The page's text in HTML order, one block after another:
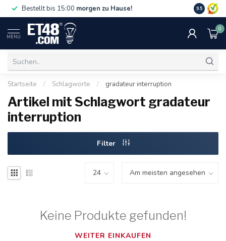
Bestellt bis 15:00 morgen zu Hause! 75 €. Nur
9.5
MENU
0
Startseite / Schlagworte / gradateur interruption
Artikel mit Schlagwort gradateur
interruption
Filter
Keine Produkte gefunden!
WEITER EINKAUFEN